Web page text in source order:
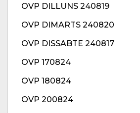
OVP DILLUNS 240819
OVP DIMARTS 240820
OVP DISSABTE 240817
OVP 170824
OVP 180824
OVP 200824